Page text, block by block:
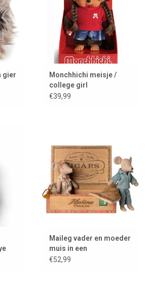
gier
Monchhichi meisje /
college girl
€39,99
Maileg vader en moeder
muis in een
sigarendoos
€52,99